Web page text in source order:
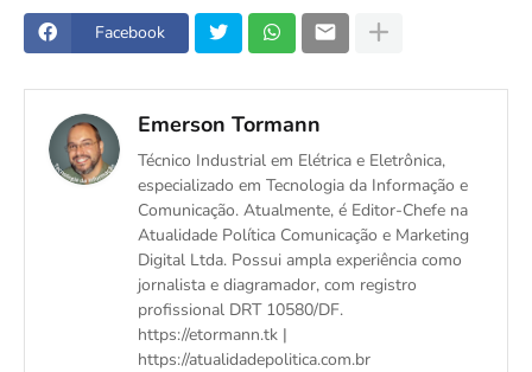
Facebook
Emerson Tormann
Técnico Industrial em Elétrica e Eletrônica,
especializado em Tecnologia da Informação e
Comunicação. Atualmente, é Editor-Chefe na
Atualidade Política Comunicação e Marketing
Digital Ltda. Possui ampla experiência como
jornalista e diagramador, com registro
profissional DRT 10580/DF.
https://etormann.tk |
https://atualidadepolitica.com.br